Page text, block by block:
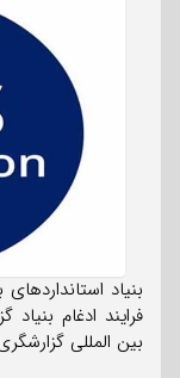
بین المللی